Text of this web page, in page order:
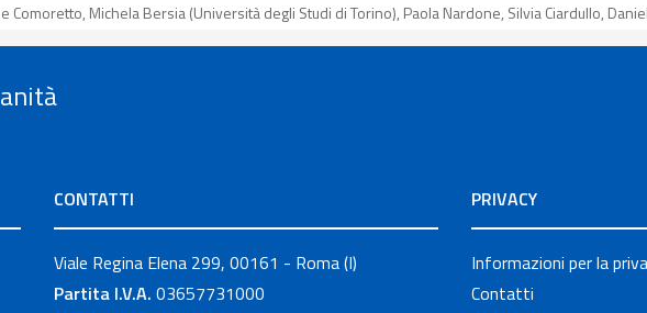
Comoretto, Michela Bersia (Università degli Studi di Torino), Paola Nardone, Silvia Ciardullo,
CONTATTI
Viale Regina Elena 299, 00161 - Roma (I)
Partita I.V.A. 03657731000
PRIVACY
Informazioni per la
Contatti